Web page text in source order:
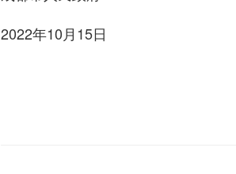
2022年10月15日